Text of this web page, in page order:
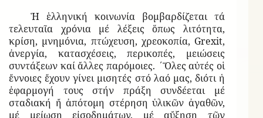
Ἡ ἑλληνική κοινωνία βομβαρδίζεται τά
τελευταῖα χρόνια μέ λέξεις ὅπως λιτότητα,
κρίση, μνημόνια, πτώχευση, χρεοκοπία, Grexit,
ἀνεργία, κατασχέσεις, περικοπές, μειώσεις
συντάξεων καί ἄλλες παρόμοιες. ΄Ὅλες αὐτές οἱ
ἔννοιες ἔχουν γίνει μισητές στό λαό μας, διότι ἡ
ἐφαρμογή τους στήν πράξη συνδέεται μέ
σταδιακή ἤ ἀπότομη στέρηση ὑλικῶν ἀγαθῶν,
μέ μείωση εἰσοδημάτων, μέ αὔξηση τῶν